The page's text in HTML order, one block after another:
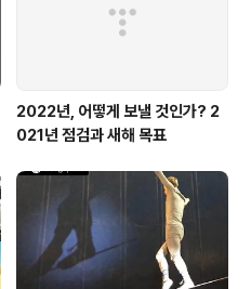
2022년, 어떻게 보낼 것인가? 2
021년 점검과 새해 목표